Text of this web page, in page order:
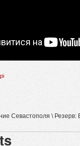
Севастополя \